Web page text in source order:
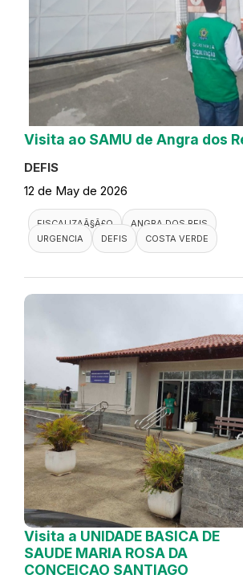
Visita ao SAMU de Angra dos
DEFIS
12 de May de 2026
FISCALIZAÃ§Ã£O
ANGRA DOS REIS
URGENCIA
DEFIS COSTA VERDE
Visita a UNIDADE BASICA DE
SAUDE MARIA ROSA DA
CONCEICAO SANTIAGO